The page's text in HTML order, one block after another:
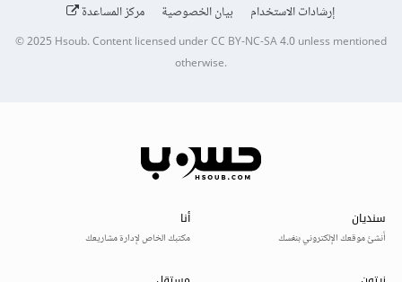
إرشادات الاستخدام
بيان الخصوصية مركز المساعدة
© 2025Hsoub.Content licensed underCC BY-NC-SA 4.0unless mentioned
otherwise.